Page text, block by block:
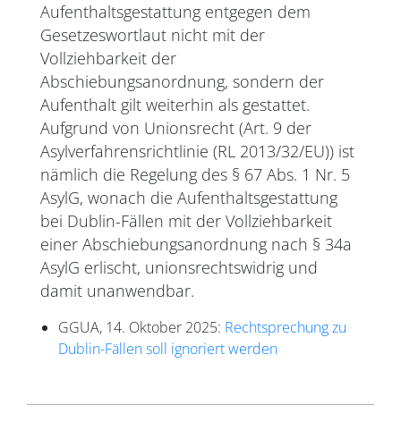
Aufenthaltsgestattung entgegen dem
Gesetzeswortlaut nicht mit der
Vollziehbarkeit der
Abschiebungsanordnung, sondern der
Aufenthalt gilt weiterhin als gestattet.
Aufgrund von Unionsrecht (Art. 9 der
Asylverfahrensrichtlinie (RL 2013/32/EU)) ist
nämlich die Regelung des § 67 Abs. 1 Nr. 5
AsylG, wonach die Aufenthaltsgestattung
bei Dublin-Fällen mit der Vollziehbarkeit
einer Abschiebungsanordnung nach § 34a
AsylG erlischt, unionsrechtswidrig und
damit unanwendbar.
GGUA, 14. Oktober 2025: Rechtsprechung zu
Dublin-Fällen soll ignoriert werden